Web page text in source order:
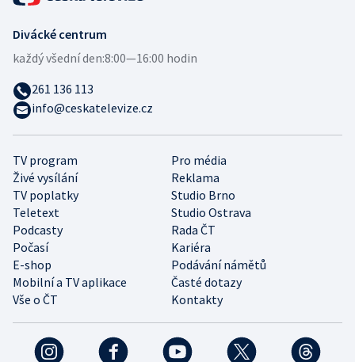
TV program
Pro média
Živé vysílání
Reklama
TV poplatky
Studio Brno
Teletext
Studio Ostrava
Podcasty
Rada ČT
Počasí
Kariéra
E-shop
Podávání námětů
Mobilní a TV aplikace
Časté dotazy
Vše o ČT
Kontakty
Divácké centrum
každý všední den:8:00—16:00 hodin
261 136 113
info@ceskatelevize.cz